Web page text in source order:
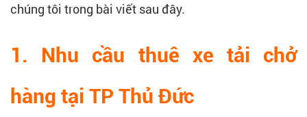
chúng tôi trong bài viết sau đây.
1. Nhu cầu thuê xe tải chở
hàng tại TP Thủ Đức